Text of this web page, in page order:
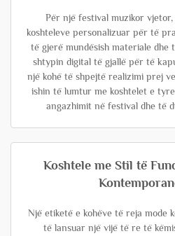
Për një festival muzikor
koshteleve personalizuar për të
të gjerë mundësish materiale
shtypin digital të gjallë për të
një kohë të shpejtë realizimi prej
ishin të lumtur me koshtelet e
angazhimit në festival dhe të
Koshtele me Stil të
Një etiketë e kohëve të reja mode
të lansuar një vijë të re të